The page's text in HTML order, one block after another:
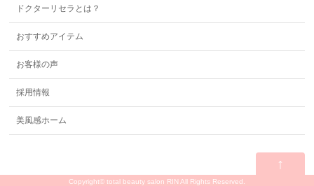
ドクターリセラとは？
おすすめアイテム
お客様の声
採用情報
美風感ホーム
↑
Copyright© total beauty salon RIN All Rights Reserved.